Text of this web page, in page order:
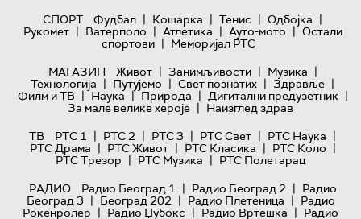
СПОРТ
Фудбал | Кошарка | Тенис | Одбојка |
Рукомет | Ватерполо | Атлетика | Ауто-мото | Остали
спортови | Меморијал РТС
МАГАЗИН
Живот | Занимљивости | Музика |
Технологијa | Путујемо | Свет познатих | Здравље |
Филм и ТВ | Наука | Природа | Дигитални предузетник |
За мале велике хероје | Наизглед здрав
ТВ
РТС 1 | РТС 2 | РТС 3 | РТС Свет | РТС Наука |
РТС Драма | РТС Живот | РТС Класика | РТС Коло |
РТС Трезор | РТС Музика | РТС Полетарац
РАДИО
Радио Београд 1 | Радио Београд 2 | Радио
Београд 3 | Београд 202 | Радио Плетеница | Радио
Рокенролер | Радио Џубокс | Радио Вртешка | Радио